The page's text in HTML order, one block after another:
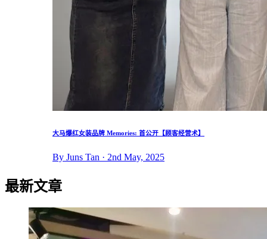
大马爆红女装品牌 Memories: 首公开【顾客经营术】
By Juns Tan · 2nd May, 2025
最新文章